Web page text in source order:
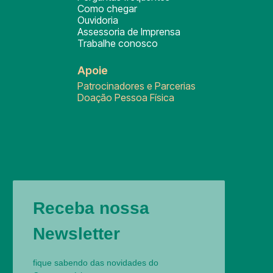
Como chegar
Ouvidoria
Assessoria de Imprensa
Trabalhe conosco
Apoie
Patrocinadores e Parcerias
Doação Pessoa Física